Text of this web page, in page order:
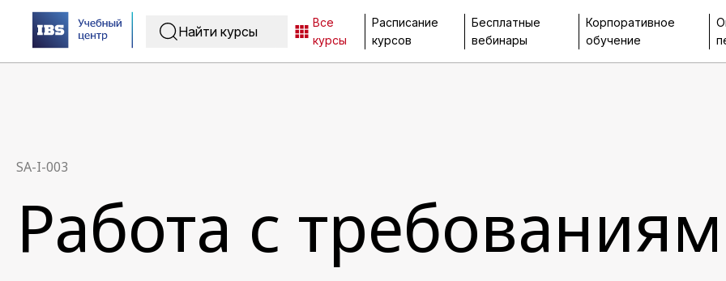
Все
курсы
Расписание
курсов
Бесплатные
вебинары
Корпоративное
обучение
SA-I-003
Работа с